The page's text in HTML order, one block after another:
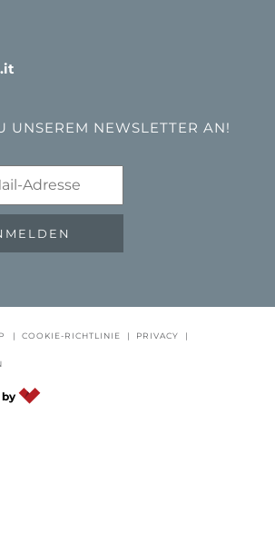
FAQ - QUALITÄTSGARANTIE
UNSEREM NEWSLETTER AN!
| COOKIE-RICHTLINIE | PRIVACY |